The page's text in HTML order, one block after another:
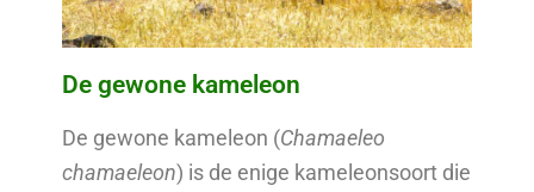
De gewone kameleon
De gewone kameleon (Chamaeleo
chamaeleon) is de enige kameleonsoort die